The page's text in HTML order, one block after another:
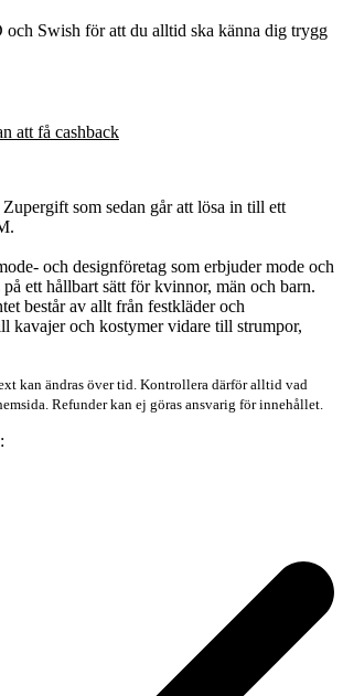
Swish för att du alltid ska känna dig trygg
att få cashback
som sedan går att lösa in till ett
och designföretag som erbjuder mode och
ett hållbart sätt för kvinnor, män och barn.
består av allt från festkläder och
kavajer och kostymer vidare till strumpor,
kan ändras över tid. Kontrollera därför alltid vad
Refunder kan ej göras ansvarig för innehållet.